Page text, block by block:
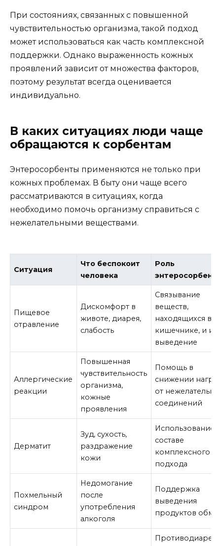
При состояниях, связанных с повышенной
чувствительностью организма, такой подход
может использоваться как часть комплексной
поддержки. Однако выраженность кожных
проявлений зависит от множества факторов,
поэтому результат всегда оценивается
индивидуально.
В каких ситуациях люди чаще
обращаются к сорбентам
Энтеросорбенты применяются не только при
кожных проблемах. В быту они чаще всего
рассматриваются в ситуациях, когда
необходимо помочь организму справиться с
нежелательными веществами.
Ситуация
Что беспокоит
человека
Роль
Пищевое
отравление
Дискомфорт в
животе, диарея,
слабость
Связывание
веществ,
находящихся в
кишечнике, и их
выведение
Аллергические
реакции
Повышенная
чувствительность
организма,
кожные
проявления
Помощь в
снижении
от
соединений
Дерматит
Зуд, сухость,
раздражение
кожи
Использование в
составе
комплексного
подхода
Похмельный
синдром
Недомогание
после
употребления
алкоголя
Поддержка
выведения
продуктов